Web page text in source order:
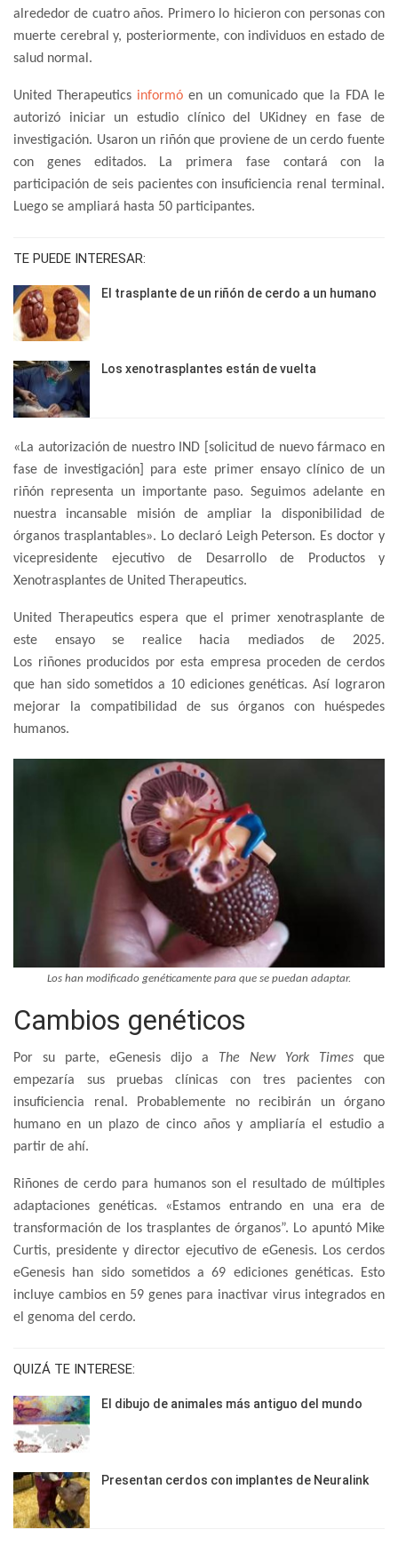
alrededor de cuatro años. Primero lo hicieron con personas con
muerte cerebral y, posteriormente, con individuos en estado de
salud normal.
United Therapeutics informó en un comunicado que la FDA le
autorizó iniciar un estudio clínico del UKidney en fase de
investigación. Usaron un riñón que proviene de un cerdo fuente
con genes editados. La primera fase contará con la
participación de seis pacientes con insuficiencia renal terminal.
Luego se ampliará hasta 50 participantes.
TE PUEDE INTERESAR:
El trasplante de un riñón de cerdo a un humano
Los xenotrasplantes están de vuelta
«La autorización de nuestro IND [solicitud de nuevo fármaco en
fase de investigación] para este primer ensayo clínico de un
riñón representa un importante paso. Seguimos adelante en
nuestra incansable misión de ampliar la disponibilidad de
órganos trasplantables». Lo declaró Leigh Peterson. Es doctor y
vicepresidente ejecutivo de Desarrollo de Productos y
Xenotrasplantes de United Therapeutics.
United Therapeutics espera que el primer xenotrasplante de
este ensayo se realice hacia mediados de 2025.
Los riñones producidos por esta empresa proceden de cerdos
que han sido sometidos a 10 ediciones genéticas. Así lograron
mejorar la compatibilidad de sus órganos con huéspedes
humanos.
Los han modificado genéticamente para que se puedan adaptar.
Cambios genéticos
Por su parte, eGenesis dijo a The New York Times que
empezaría sus pruebas clínicas con tres pacientes con
insuficiencia renal. Probablemente no recibirán un órgano
humano en un plazo de cinco años y ampliaría el estudio a
partir de ahí.
Riñones de cerdo para humanos son el resultado de múltiples
adaptaciones genéticas. «Estamos entrando en una era de
transformación de los trasplantes de órganos”. Lo apuntó Mike
Curtis, presidente y director ejecutivo de eGenesis. Los cerdos
eGenesis han sido sometidos a 69 ediciones genéticas. Esto
incluye cambios en 59 genes para inactivar virus integrados en
el genoma del cerdo.
QUIZÁ TE INTERESE:
El dibujo de animales más antiguo del mundo
Presentan cerdos con implantes de Neuralink